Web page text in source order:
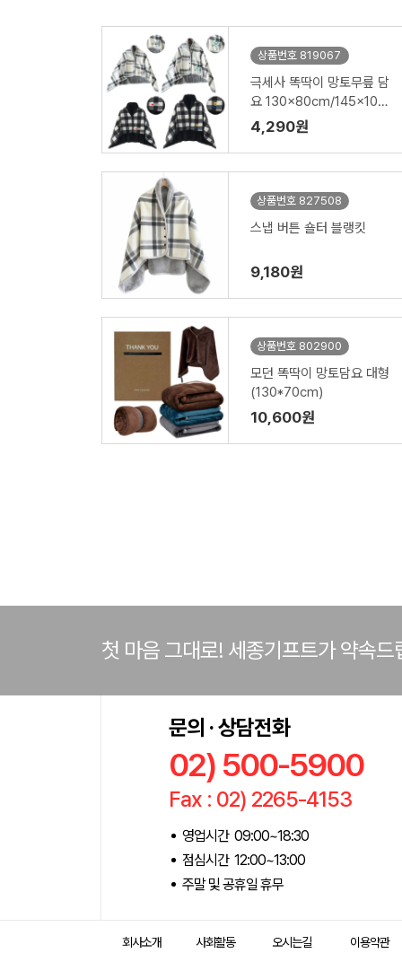
상품번호 819067
극세사 똑딱이 망토무릎 담
요 130x80cm/145x100c
m
4,290원
상품번호 827508
스냅 버튼 숄터 블랭킷
9,180원
상품번호 802900
모던 똑딱이 망토담요 대형
(130*70cm)
10,600원
첫 마음 그대로! 세종기프트가 약속드
문의 · 상담전화
02) 500-5900
Fax : 02) 2265-4153
영업시간 09:00~18:30
점심시간 12:00~13:00
주말 및 공휴일 휴무
회사소개 사회활동 오시는길 이용약관